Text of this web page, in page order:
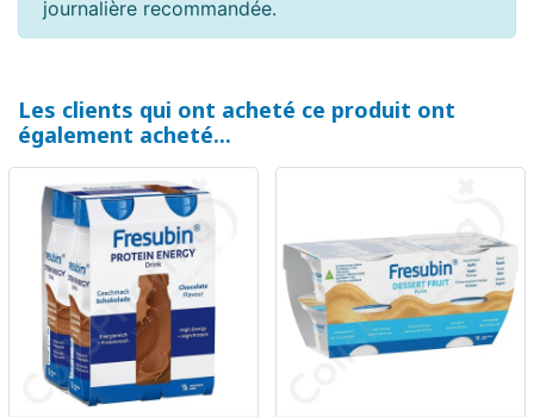
journalière recommandée.
Les clients qui ont acheté ce produit ont
également acheté...